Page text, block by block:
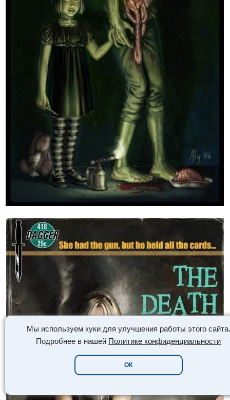
Мы используем куки для улучшения работы этого сайта.
Подробнее в нашей Политике конфиденциальности
ОК